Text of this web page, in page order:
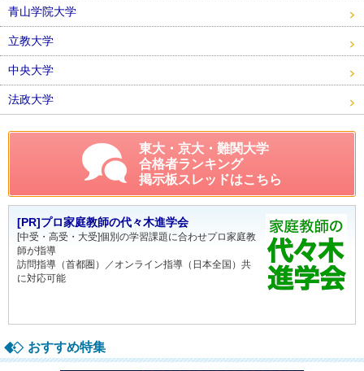
青山学院大学
立教大学
中央大学
法政大学
東大・京大・難関大学
合格者ランキング
掲示板スレッドはこちら
[PR]プロ家庭教師の代々木進学会
[中受・高受・大受]個別の学習課題に合わせプロ家庭教
師が指導
訪問指導（首都圏）／オンライン指導（日本全国）共
に対応可能
おすすめ特集